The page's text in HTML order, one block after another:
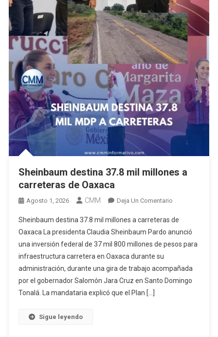
Sheinbaum destina 37.8 mil millones a
carreteras de Oaxaca
Agosto 1, 2026 CMM Deja Un ComentarioEn
Destina
37.8
Mil
A
Carreteras
Sheinbaum destina 37.8 mil millones a carreteras de
Oaxaca La presidenta Claudia Sheinbaum Pardo anunció
una inversión federal de 37 mil 800 millones de pesos para
infraestructura carretera en Oaxaca durante su
administración, durante una gira de trabajo acompañada
por el gobernador Salomón Jara Cruz en Santo Domingo
Tonalá. La mandataria explicó que el Plan […]
Sigue leyendo